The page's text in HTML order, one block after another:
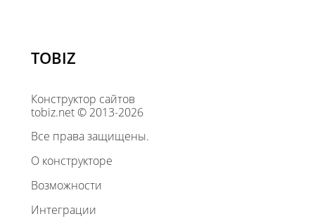
TOBIZ
Конструктор сайтов
tobiz.net © 2013-2026
Все права защищены.
О конструкторе
Возможности
Интеграции